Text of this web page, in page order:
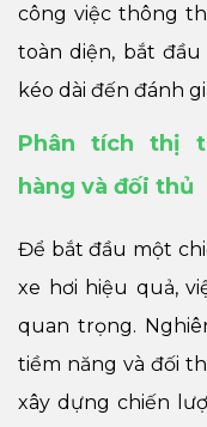
công việc thông
toàn diện, bắt
kéo dài đến đánh
Phân tích thị
hàng và đối thủ
Để bắt đầu một
xe hơi hiệu quả,
quan trọng.
tiềm năng và đối
xây dựng chiến